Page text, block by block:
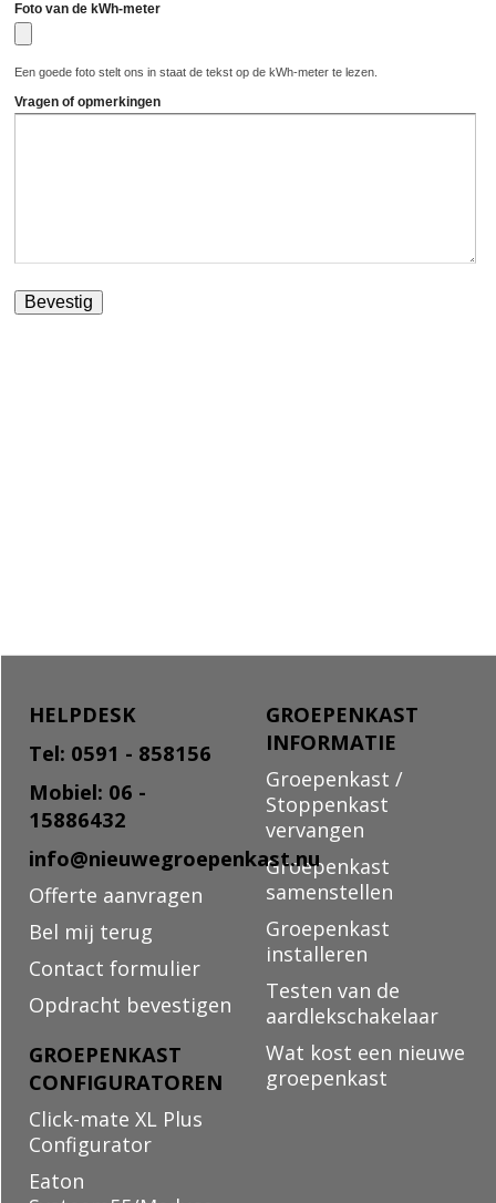
GROEPENKAST
INFORMATIE
Groepenkast /
Stoppenkast
vervangen
Groepenkast
samenstellen
Groepenkast
installeren
Testen van de
aardlekschakelaar
Wat kost een nieuwe
groepenkast
HELPDESK
Tel: 0591 - 858156
Mobiel: 06 -
15886432
info@nieuwegroepenkast.nu
Offerte aanvragen
Bel mij terug
Contact formulier
Opdracht bevestigen
GROEPENKAST
CONFIGURATOREN
Click-mate XL Plus
Configurator
Eaton